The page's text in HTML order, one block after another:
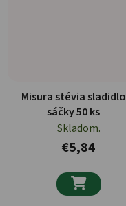
Misura stévia sladidlo
sáčky 50 ks
Skladom.
€5,84
